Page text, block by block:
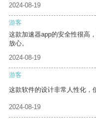
2024-08-19
游客
这款加速器app的安全性很高
放心。
2024-08-19
游客
这款软件的设计非常人性化，
2024-08-19